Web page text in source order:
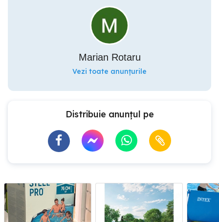
Marian Rotaru
Vezi toate anunțurile
Distribuie anunțul pe